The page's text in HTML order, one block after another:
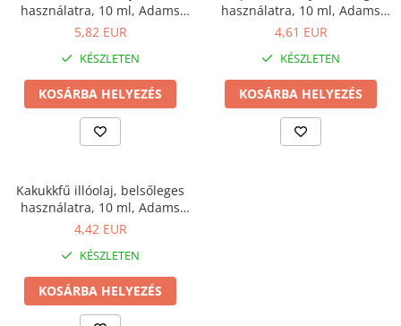
használatra, 10 ml, Adams
Supplements
5,82 EUR
KÉSZLETEN
KOSÁRBA HELYEZÉS
használatra, 10 ml, Adams
Supplements
4,61 EUR
KÉSZLETEN
KOSÁRBA HELYEZÉS
Kakukkfű illóolaj, belsőleges
használatra, 10 ml, Adams
Supplements
4,42 EUR
KÉSZLETEN
KOSÁRBA HELYEZÉS